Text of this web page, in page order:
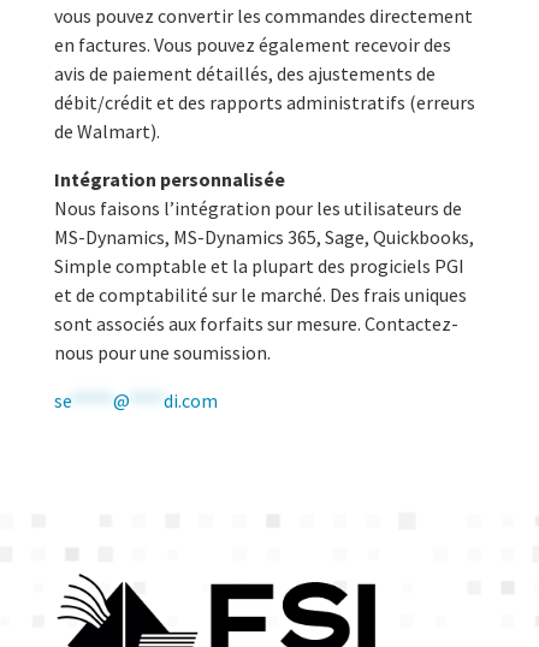
vous pouvez convertir les commandes directement
en factures. Vous pouvez également recevoir des
avis de paiement détaillés, des ajustements de
débit/crédit et des rapports administratifs (erreurs
de Walmart).
Intégration personnalisée
Nous faisons l’intégration pour les utilisateurs de
MS-Dynamics, MS-Dynamics 365, Sage, Quickbooks,
Simple comptable et la plupart des progiciels PGI
et de comptabilité sur le marché. Des frais uniques
sont associés aux forfaits sur mesure. Contactez-
nous pour une soumission.
se***** @ di.com